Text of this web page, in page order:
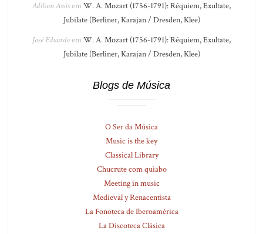
Adilson Assisem W. A. Mozart (1756-1791): Réquiem, Exultate,
Jubilate (Berliner, Karajan / Dresden, Klee)
José Eduardoem W. A. Mozart (1756-1791): Réquiem, Exultate,
Jubilate (Berliner, Karajan / Dresden, Klee)
Blogs de Música
O Ser da Música
Music is the key
Classical Library
Chucrute com quiabo
Meeting in music
Medieval y Renacentista
La Fonoteca de Iberoamérica
La Discoteca Clásica